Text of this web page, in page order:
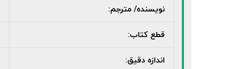
نویسنده/ مترجم:
قطع کتاب:
اندازه دقیق: